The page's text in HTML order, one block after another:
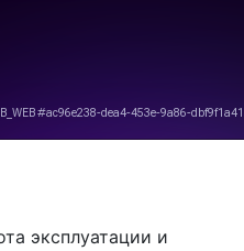
эксплуатации и